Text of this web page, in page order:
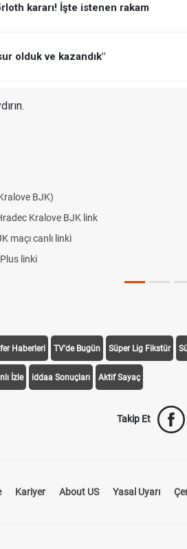
kararı! İşte istenen rakam
olduk ve kazandık"
BJK)
Kralove BJK link
maçı canlı linki
linki
Haberleri TV'de Bugün Süper Lig Fikstür
İzle iddaa Sonuçları Aktif Sayaç
Takip Et
Kariyer About US Yasal Uyarı